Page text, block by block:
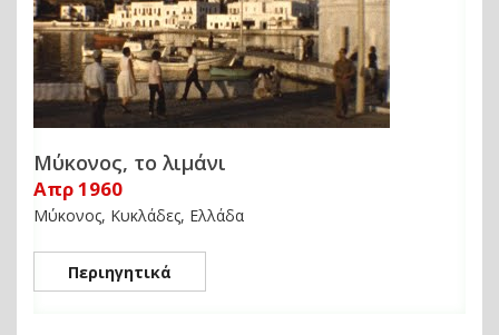
Μύκονος, το λιμάνι
Απρ 1960
Μύκονος, Κυκλάδες, Ελλάδα
Περιηγητικά